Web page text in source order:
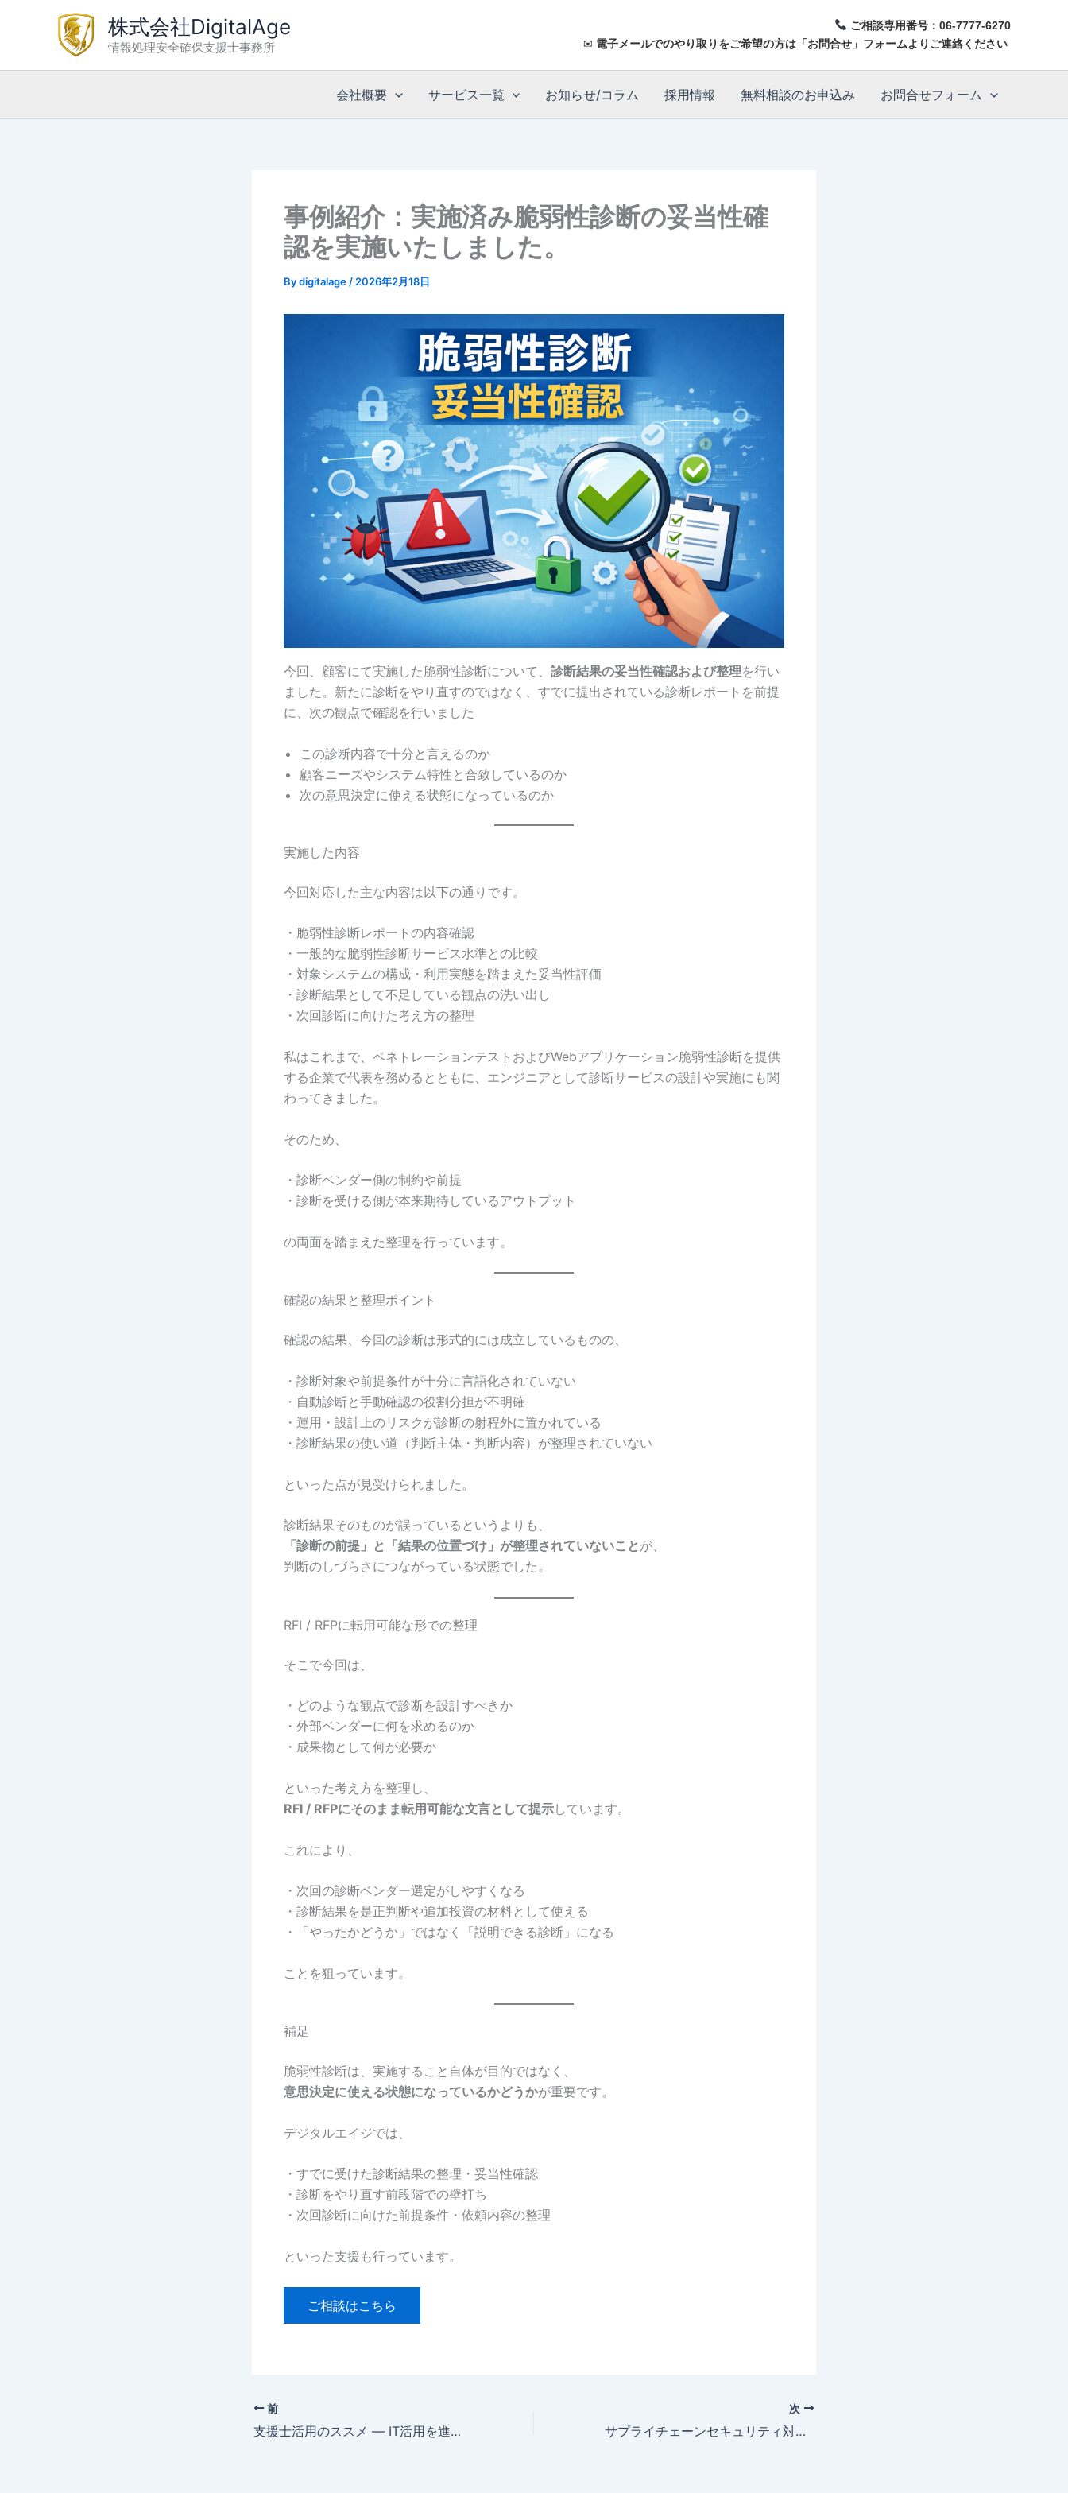
ス
株式会社DigitalAge
情報処理安全確保支援士事務所
ご相談専用番号： 06-7777-6270
✉ 電子メールでのやり取りをご希望の方は「お問合せ」フォームよりご連絡ください
会社概要 サービス一覧 お知らせ/コラム 採用情報 無料相談のお申込み お問合せフォーム
事例紹介：実施済み脆弱性診断の妥当性確
認を実施いたしました。
Bydigitalage / 2026年2月18日
今回、顧客にて実施した脆弱性診断について、 診断結果の妥当性確認および整理を行い
ました。新たに診断をやり直すのではなく、すでに提出されている診断レポートを前提
に、次の観点で確認を行いました
この診断内容で十分と言えるのか
顧客ニーズやシステム特性と合致しているのか
次の意思決定に使える状態になっているのか
実施した内容
今回対応した主な内容は以下の通りです。
・脆弱性診断レポートの内容確認
・一般的な脆弱性診断サービス水準との比較
・対象システムの構成・利用実態を踏まえた妥当性評価
・診断結果として不足している観点の洗い出し
・次回診断に向けた考え方の整理
私はこれまで、ペネトレーションテストおよびWebアプリケーション脆弱性診断を提供
する企業で代表を務めるとともに、エンジニアとして診断サービスの設計や実施にも関
わってきました。
そのため、
・診断ベンダー側の制約や前提
・診断を受ける側が本来期待しているアウトプット
の両面を踏まえた整理を行っています。
確認の結果と整理ポイント
確認の結果、今回の診断は形式的には成立しているものの、
・診断対象や前提条件が十分に言語化されていない
・自動診断と手動確認の役割分担が不明確
・運用・設計上のリスクが診断の射程外に置かれている
・診断結果の使い道（判断主体・判断内容）が整理されていない
といった点が見受けられました。
診断結果そのものが誤っているというよりも、
「診断の前提」と「結果の位置づけ」が整理されていないこと が、
判断のしづらさにつながっている状態でした。
RFI / RFPに転用可能な形での整理
そこで今回は、
・どのような観点で診断を設計すべきか
・外部ベンダーに何を求めるのか
・成果物として何が必要か
といった考え方を整理し、
RFI / RFPにそのまま転用可能な文言として提示しています。
これにより、
・次回の診断ベンダー選定がしやすくなる
・診断結果を是正判断や追加投資の材料として使える
・「やったかどうか」ではなく「説明できる診断」になる
ことを狙っています。
補足
脆弱性診断は、実施すること自体が目的ではなく、
意思決定に使える状態になっているかどうかが重要です。
デジタルエイジでは、
・すでに受けた診断結果の整理・妥当性確認
・診断をやり直す前段階での壁打ち
・次回診断に向けた前提条件・依頼内容の整理
といった支援も行っています。
ご相談はこちら
前
支援士活用のススメ ― IT活用を進める伴走者があなたに寄り添います
次
サプライチェーンセキュリティ対策評価制度（★3・★4）取得支援